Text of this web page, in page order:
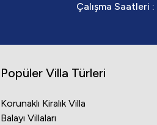
Çalışma Saatleri :
Popüler Villa Türleri
Korunaklı Kiralık Villa
Balayı Villaları